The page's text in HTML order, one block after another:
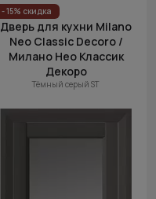
- 15% скидка
Дверь для кухни Milano
Neo Classic Decoro /
Милано Нео Классик
Декоро
Тёмный серый ST